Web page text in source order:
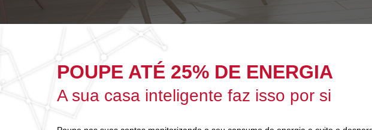
POUPE ATÉ 25% DE ENERGIA
A sua casa inteligente faz isso por si